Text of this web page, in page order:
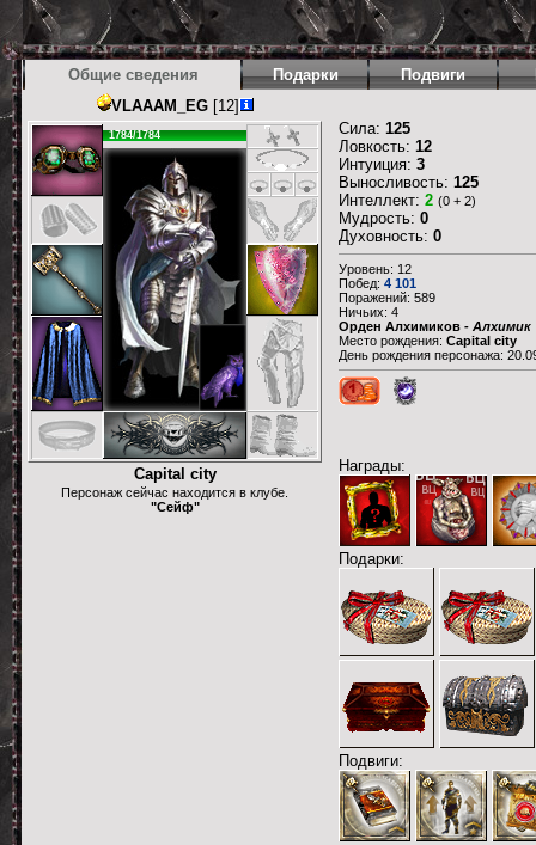
Общие сведения Подарки Подвиги
VLAAAM_EG[12]
1784/1784
Capital city
Персонаж сейчас находится в клубе.
"Сейф"
Сила: 125
Ловкость: 12
Интуиция: 3
Выносливость: 125
Интеллект: 2 (0 + 2)
Мудрость: 0
Духовность: 0
Уровень: 12
Побед: 4 101
Поражений: 589
Ничьих: 4
Орден Алхимиков - Алхимик
Место рождения: Capital city
День рождения персонажа:
Награды:
Подарки:
Подвиги: